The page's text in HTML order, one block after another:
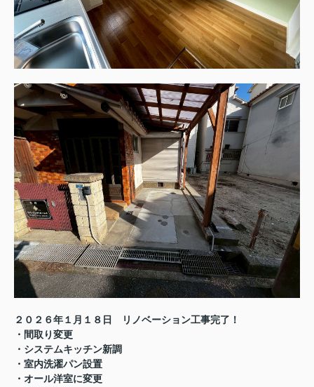
２０２６年１月１８日 リノベーション工事完了！
・間取り変更
・システムキッチン新調
・室内洗濯パン設置
・オール洋室に変更